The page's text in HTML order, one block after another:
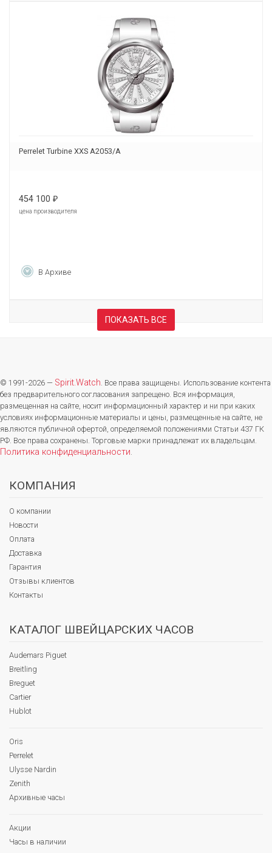
Perrelet Turbine XXS A2053/A
454 100 ₽
цена производителя
В Архиве
ПОКАЗАТЬ ВСЕ
© 1991-2026 — Spirit.Watch. Все права защищены. Использование контента
без предварительного согласования запрещено. Вся информация,
размещенная на сайте, носит информационный характер и ни при каких
условиях информационные материалы и цены, размещенные на сайте, не
являются публичной офертой, определяемой положениями Статьи 437 ГК
РФ. Все права сохранены. Торговые марки принадлежат их владельцам.
Политика конфиденциальности.
КОМПАНИЯ
О компании
Новости
Оплата
Доставка
Гарантия
Отзывы клиентов
Контакты
КАТАЛОГ ШВЕЙЦАРСКИХ ЧАСОВ
Audemars Piguet
Breitling
Breguet
Cartier
Hublot
Oris
Perrelet
Ulysse Nardin
Zenith
Архивные часы
Акции
Часы в наличии